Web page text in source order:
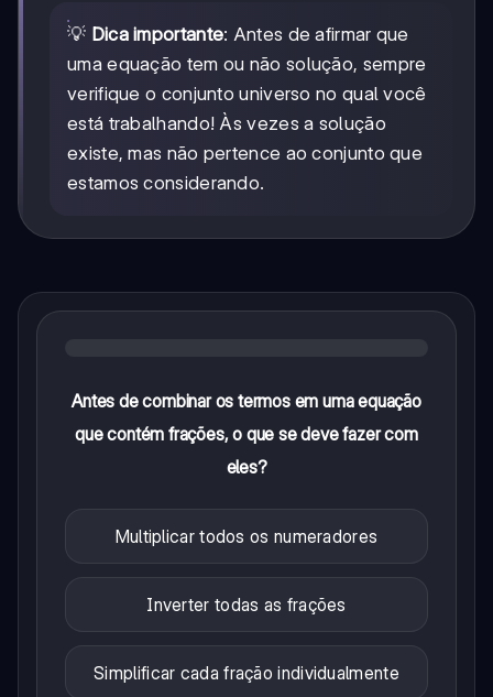
💡 Dica importante: Antes de afirmar que
uma equação tem ou não solução, sempre
verifique o conjunto universo no qual você
está trabalhando! Às vezes a solução
existe, mas não pertence ao conjunto que
estamos considerando.
Antes de combinar os termos em uma equação
que contém frações, o que se deve fazer com
eles?
Multiplicar todos os numeradores
Inverter todas as frações
Simplificar cada fração individualmente